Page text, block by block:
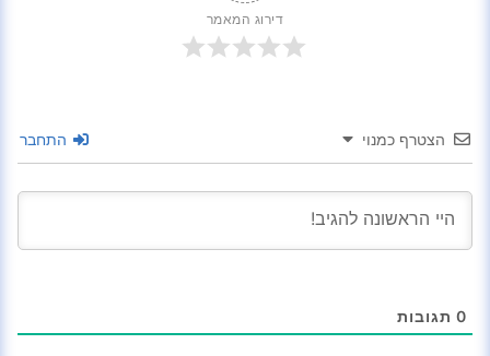
דירוג המאמר
הצטרף כמנוי התחבר
0 תגובות